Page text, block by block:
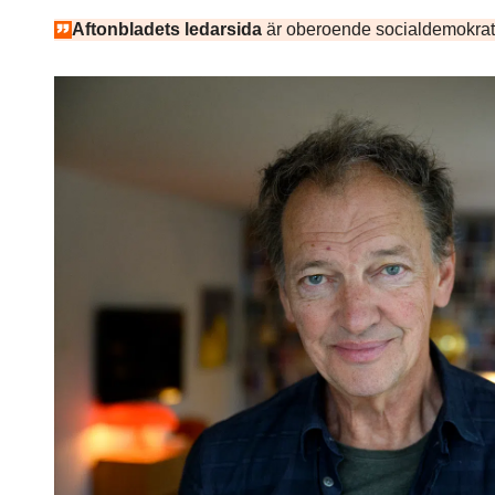
Aftonbladets ledarsida är oberoende